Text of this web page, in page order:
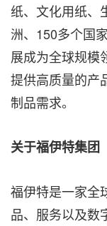
纸、文化用纸、
洲、150多个国
展成为全球规模
提供高质量的产
制品需求。
关于福伊特集团
福伊特是一家全
品、服务以及数